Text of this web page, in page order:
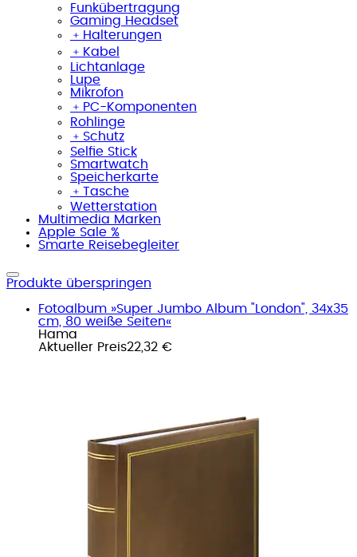
Funkübertragung
Gaming Headset
﹢ Halterungen
﹢ Kabel
Lichtanlage
Lupe
Mikrofon
﹢ PC-Komponenten
Rohlinge
﹢ Schutz
Selfie Stick
Smartwatch
Speicherkarte
﹢ Tasche
Wetterstation
Multimedia Marken
Apple Sale %
Smarte Reisebegleiter
Produkte überspringen
Fotoalbum »Super Jumbo Album "London", 34x35
cm, 80 weiße Seiten«
Hama
Aktueller Preis22,32 €